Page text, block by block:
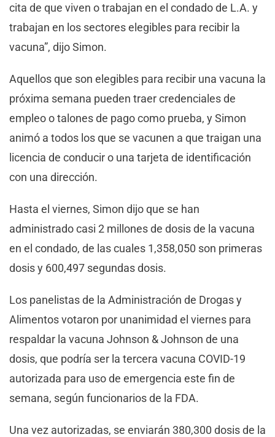
cita de que viven o trabajan en el condado de L.A. y
trabajan en los sectores elegibles para recibir la
vacuna”, dijo Simon.
Aquellos que son elegibles para recibir una vacuna la
próxima semana pueden traer credenciales de
empleo o talones de pago como prueba, y Simon
animó a todos los que se vacunen a que traigan una
licencia de conducir o una tarjeta de identificación
con una dirección.
Hasta el viernes, Simon dijo que se han
administrado casi 2 millones de dosis de la vacuna
en el condado, de las cuales 1,358,050 son primeras
dosis y 600,497 segundas dosis.
Los panelistas de la Administración de Drogas y
Alimentos votaron por unanimidad el viernes para
respaldar la vacuna Johnson & Johnson de una
dosis, que podría ser la tercera vacuna COVID-19
autorizada para uso de emergencia este fin de
semana, según funcionarios de la FDA.
Una vez autorizadas, se enviarán 380,300 dosis de la